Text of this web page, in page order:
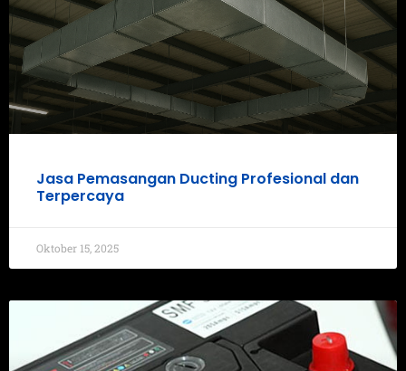
Jasa Pemasangan Ducting Profesional dan
Terpercaya
Oktober 15, 2025